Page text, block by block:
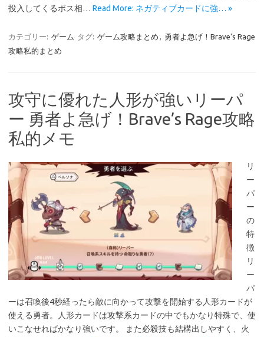
投入してくるボス相… Read More: ネガティブカードに強… »
カテゴリー: ゲーム タグ: ゲーム攻略まとめ , 勇者よ急げ！Brave's Rage
攻略私的まとめ
攻守に優れた人形が強いリーパ
ー 勇者よ急げ！Brave’s Rage攻略
私的メモ
リ
ー
パ
ー
の
特
徴
リ
ー
パ
ーは召喚後4秒経ったら敵に向かって攻撃を開始する人形カードが
使える勇者。人形カードは攻撃系カードの中でもかなり特殊で、使
いこなせればかなり強いです。 また必殺技も結構出しやすく、火